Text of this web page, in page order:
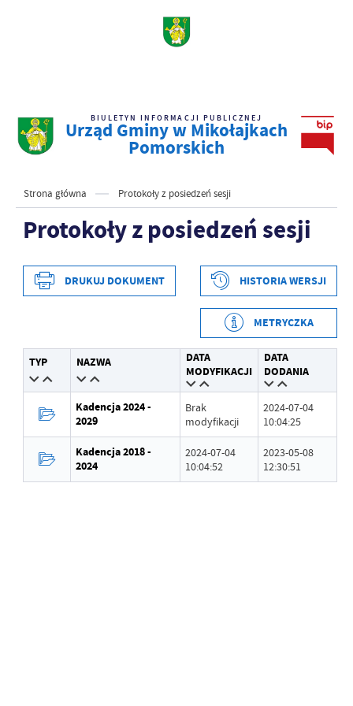
BIULETYN INFORMACJI PUBLICZNEJ
Urząd Gminy w Mikołajkach
Pomorskich
Strona główna Protokoły z posiedzeń sesji
Protokoły z posiedzeń sesji
2023-05-08 12:30:17
Wytworzył Andrzej Czarnecki
Data opublikowania
Andrzej Czarnecki
Data ostatniej
Brak modyfikacji
DRUKUJ DOKUMENT HISTORIA WERSJI
METRYCZKA
TYP NAZWA
DATA
MODYFIKACJI
DATA
DODANIA
Kadencja 2024 -
2029
Brak
modyfikacji
2024-07-04
10:04:25
Kadencja 2018 -
2024
2024-07-04
10:04:52
2023-05-08
12:30:51